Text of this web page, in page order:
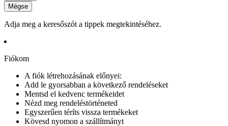
Mégse
Adja meg a keresőszót a tippek megtekintéséhez.
Fiókom
A fiók létrehozásának előnyei:
Add le gyorsabban a következő rendeléseket
Mentsd el kedvenc termékeidet
Nézd meg rendeléstörténeted
Egyszerűen téríts vissza termékeket
Kövesd nyomon a szállítmányt